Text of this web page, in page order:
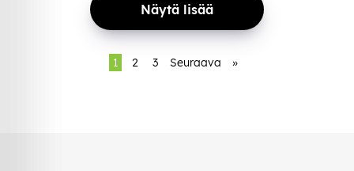
Näytä lisää
1 2 3 Seuraava »